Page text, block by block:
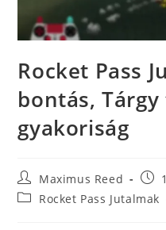
Rocket Pass
bontás,
gyakoriság
Post
author:
Maximus Reed
Post
PostRocket Pass Jutalmak